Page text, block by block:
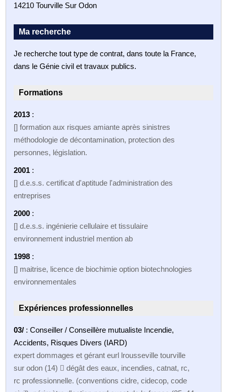
14210 Tourville Sur Odon
Ma recherche
Je recherche tout type de contrat, dans toute la France,
dans le Génie civil et travaux publics.
Formations
2013 :
[] formation aux risques amiante après sinistres
méthodologie de décontamination, protection des
personnes, législation.
2001 :
[] d.e.s.s. certificat d'aptitude l'administration des
entreprises
2000 :
[] d.e.s.s. ingénierie cellulaire et tissulaire
environnement industriel mention ab
1998 :
[] maitrise, licence de biochimie option biotechnologies
environnementales
Expériences professionnelles
03/ : Conseiller / Conseillère mutualiste Incendie,
Accidents, Risques Divers (IARD)
expert dommages et gérant eurl lrousseville tourville
sur odon (14)  dégât des eaux, incendies, catnat, rc,
rc professionnelle. (conventions cidre, cidecop, code